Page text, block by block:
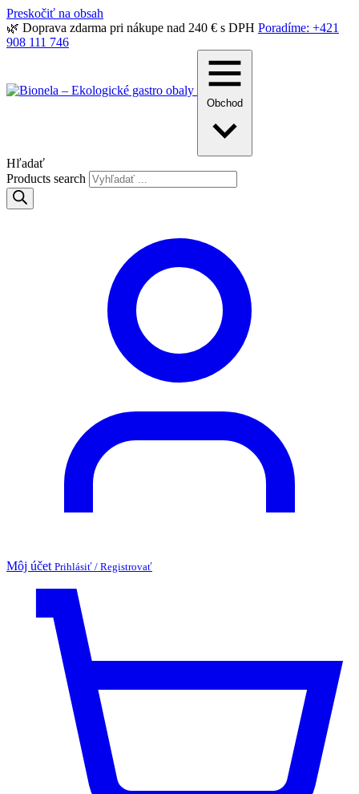
Preskočiť na obsah
🌿 Doprava zdarma pri nákupe nad 240 € s DPH Poradíme: +421
908 111 746
Obchod
Hľadať
Products search
Môj účet Prihlásiť / Registrovať